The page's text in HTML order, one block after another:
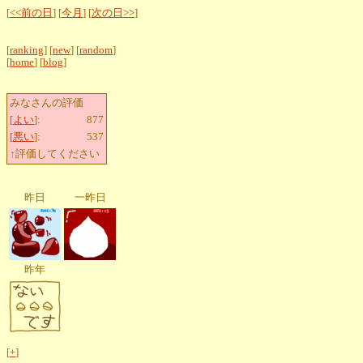
[<<前の日 ] [今月 ] [次の日>>]
[ranking] [new] [random]
[home] [blog]
みなさんの評価
[よい]:
877
[悪い]:
537
↑評価してください
昨日 一昨日
昨年
[+]